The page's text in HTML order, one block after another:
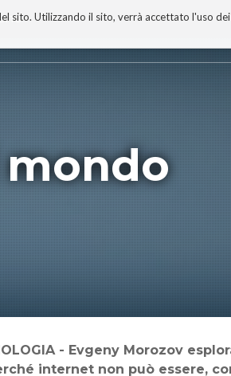
sito. Utilizzando il sito, verrà accettato l'uso
internet non può essere,